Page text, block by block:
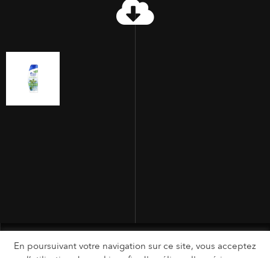
En poursuivant votre navigation sur ce site, vous acceptez